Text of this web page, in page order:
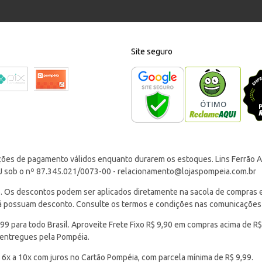
Site seguro
de pagamento válidos enquanto durarem os estoques. Lins Ferrão
sob o nº 87.345.021/0073-00 - relacionamento@lojaspompeia.com.br
descontos podem ser aplicados diretamente na sacola de
desconto. Consulte os termos e condições nas
para todo Brasil. Aproveite Frete Fixo R$ 9,90 em compras acima de
pela Pompéia.
a 10x com juros no Cartão Pompéia, com parcela mínima de R$ 9,99.